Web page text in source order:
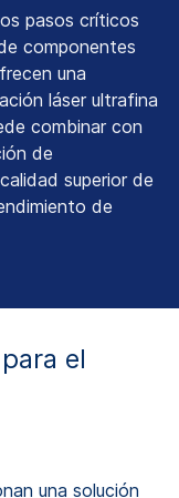
pasos críticos
componentes
una
láser ultrafina
combinar con
de
superior de
de
el
una solución